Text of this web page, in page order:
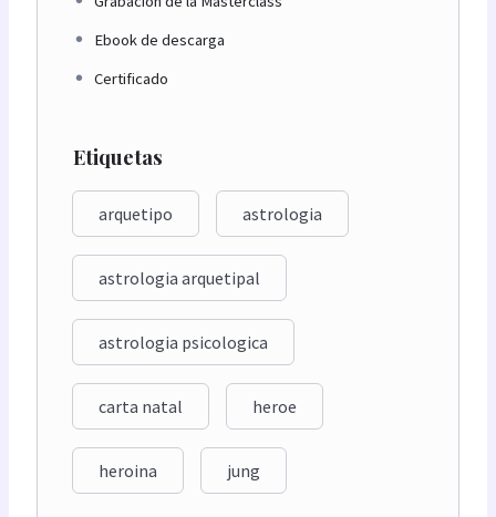
Ebook de descarga
Certificado
Etiquetas
arquetipo astrologia
astrologia arquetipal
astrologia psicologica
carta natal heroe
heroina jung